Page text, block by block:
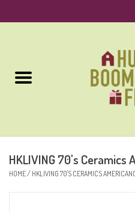
Woonaccessoires
HKLIVING 70's Ceramics
HOME/ HKLIVING 70'S CERAMICS